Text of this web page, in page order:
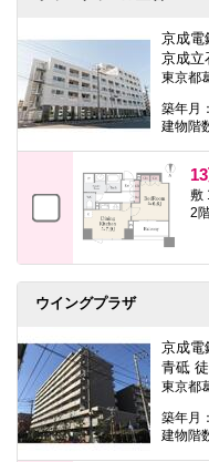
京成電
京成立
東京都
築年月
建物階
敷
2
ウイングプラザ
京成電
青砥
東京都
築年月
建物階